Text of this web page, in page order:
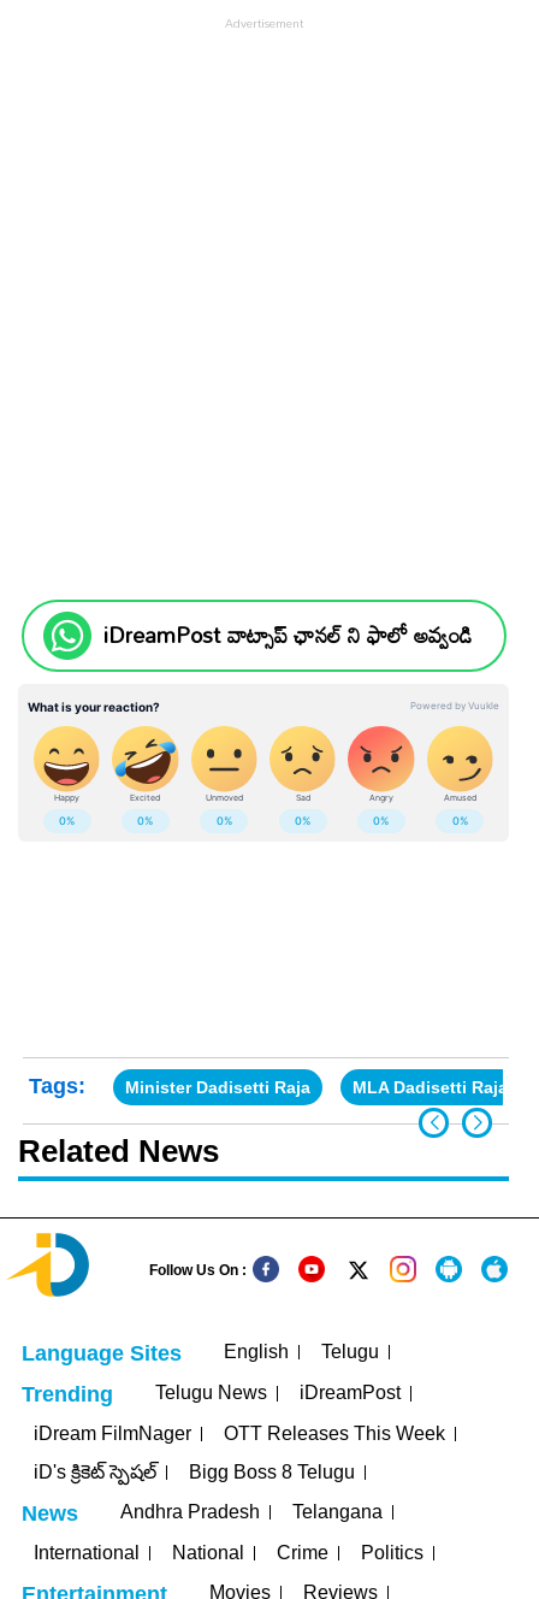
iDreamPost వాట్సాప్ ఛానల్ ని ఫాలో అవ్వండి
Tags: Minister Dadisetti Raja MLA Dadisetti Raja
Related News
Follow Us On :
Language Sites English Telugu
Trending Telugu News
iDreamPost
iDream FilmNager
OTT Releases This Week
iD's క్రికెట్ స్పెషల్
Bigg Boss 8 Telugu
News Andhra Pradesh
Telangana
International
National Crime Politics
Movies Reviews